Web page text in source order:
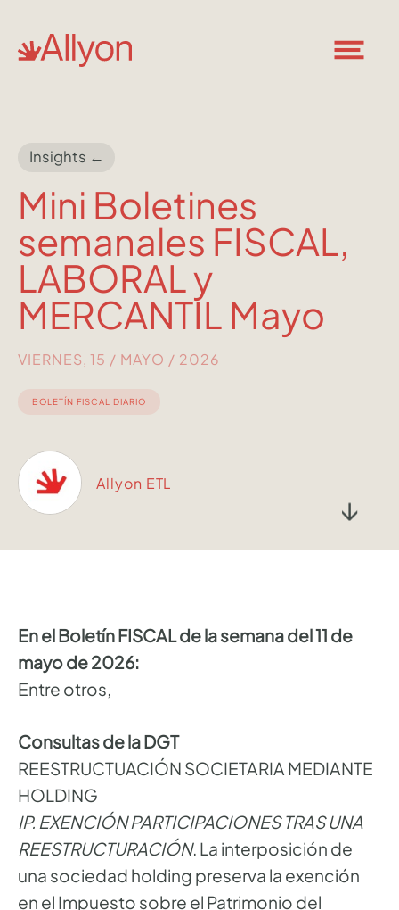
↓
Insights ←
Mini Boletines
semanales FISCAL,
LABORAL y
MERCANTIL Mayo
VIERNES, 15 / MAYO / 2026
BOLETÍN FISCAL DIARIO
Allyon ETL
En el Boletín FISCAL de la semana del 11 de
mayo de 2026:
Entre otros,
Consultas de la DGT
REESTRUCTUACIÓN SOCIETARIA MEDIANTE
HOLDING
IP. EXENCIÓN PARTICIPACIONES TRAS UNA
REESTRUCTURACIÓN. La interposición de
una sociedad holding preserva la exención
en el Impuesto sobre el Patrimonio del